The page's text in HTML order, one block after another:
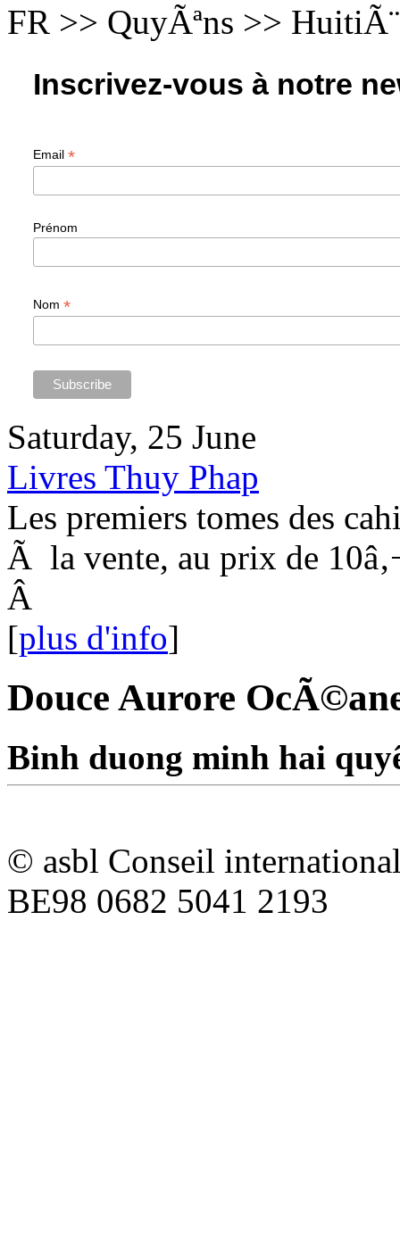
FR >> QuyÃªns >>
Inscrivez-vous à notre
Email *
Prénom
Nom *
Saturday, 25 June
Livres Thuy Phap
Les premiers tomes des
Ã la vente, au prix de
Â
[plus d'info]
Douce Aurore
Binh duong minh hai
© asbl Conseil
BE98 0682 5041 2193